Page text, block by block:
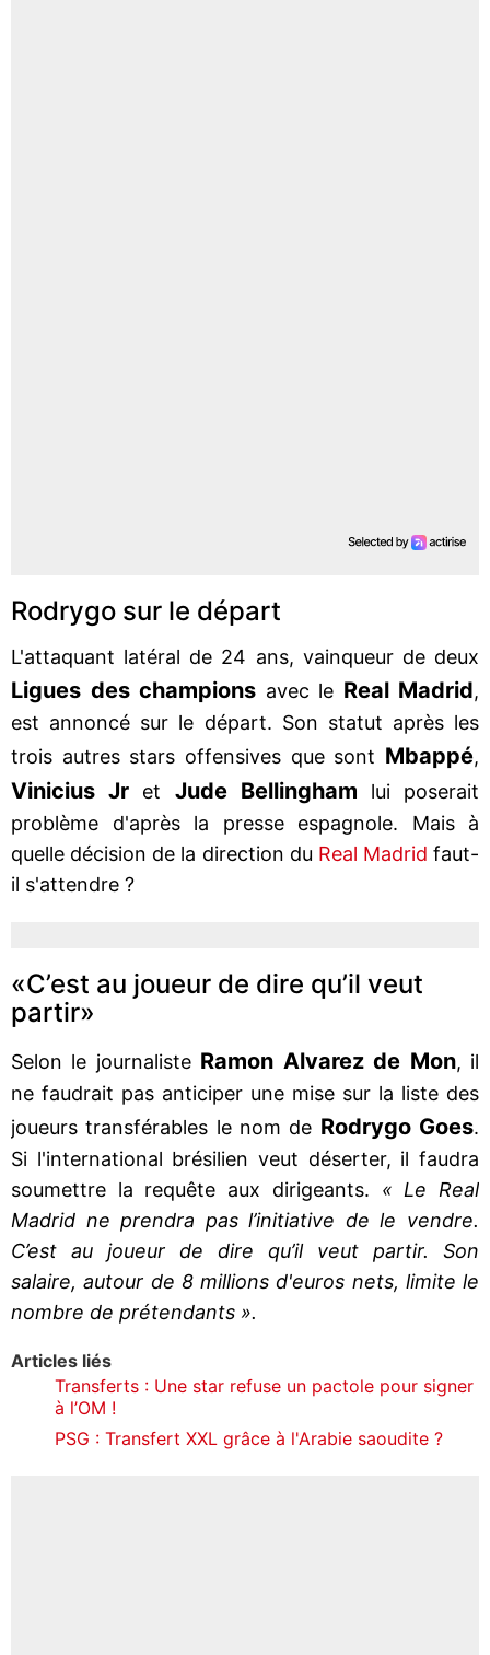
Rodrygo sur le départ
L'attaquant latéral de 24 ans, vainqueur de deux
Ligues des champions avec le Real Madrid,
est annoncé sur le départ. Son statut après les
trois autres stars offensives que sont Mbappé,
Vinicius Jr et Jude Bellingham
lui poserait
problème d'après la presse espagnole. Mais à
quelle décision de la direction du Real Madrid faut-
il s'attendre ?
«C’est au joueur de dire qu’il veut
partir»
Selon le journaliste Ramon Alvarez de Mon, il
ne faudrait pas anticiper une mise sur la liste des
joueurs transférables le nom de Rodrygo Goes.
Si l'international brésilien veut déserter, il faudra
soumettre la requête aux dirigeants. « Le Real
Madrid ne prendra pas l’initiative de le vendre.
C’est au joueur de dire qu’il veut partir. Son
salaire, autour de 8 millions d'euros nets, limite le
nombre de prétendants ».
Articles liés
Transferts : Une star refuse un pactole pour signer
à l’OM !
PSG : Transfert XXL grâce à l'Arabie saoudite ?